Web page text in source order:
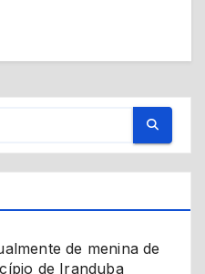
de menina de
de Iranduba